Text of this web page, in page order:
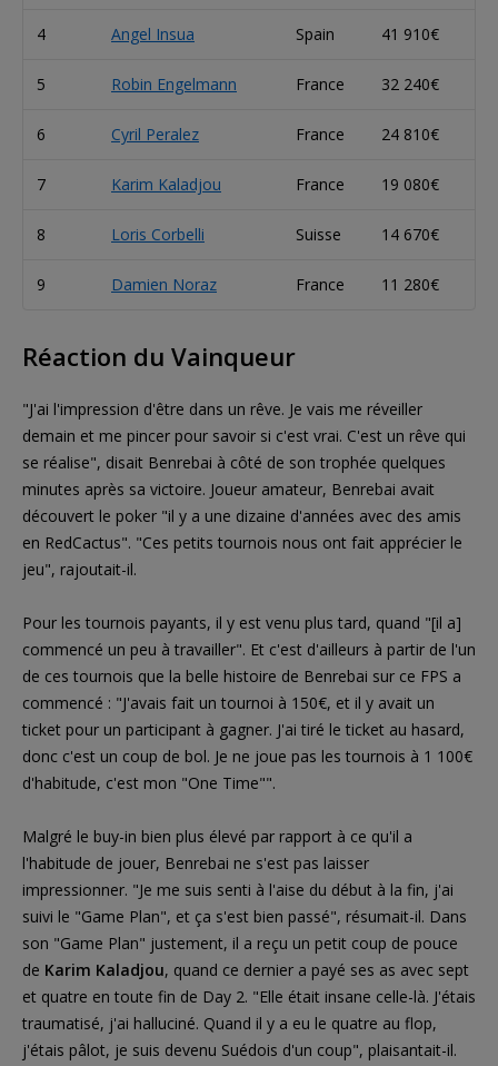
4 Angel Insua Spain 41 910€
5 Robin Engelmann France 32 240€
6 Cyril Peralez France 24 810€
7 Karim Kaladjou France 19 080€
8 Loris Corbelli Suisse 14 670€
9 Damien Noraz France 11 280€
Réaction du Vainqueur
"J'ai l'impression d'être dans un rêve. Je vais me réveiller
demain et me pincer pour savoir si c'est vrai. C'est un rêve qui
se réalise", disait Benrebai à côté de son trophée quelques
minutes après sa victoire. Joueur amateur, Benrebai avait
découvert le poker "il y a une dizaine d'années avec des amis
en RedCactus". "Ces petits tournois nous ont fait apprécier le
jeu", rajoutait-il.
Pour les tournois payants, il y est venu plus tard, quand "[il a]
commencé un peu à travailler". Et c'est d'ailleurs à partir de l'un
de ces tournois que la belle histoire de Benrebai sur ce FPS a
commencé : "J'avais fait un tournoi à 150€, et il y avait un
ticket pour un participant à gagner. J'ai tiré le ticket au hasard,
donc c'est un coup de bol. Je ne joue pas les tournois à 1 100€
d'habitude, c'est mon "One Time"".
Malgré le buy-in bien plus élevé par rapport à ce qu'il a
l'habitude de jouer, Benrebai ne s'est pas laisser
impressionner. "Je me suis senti à l'aise du début à la fin, j'ai
suivi le "Game Plan", et ça s'est bien passé", résumait-il. Dans
son "Game Plan" justement, il a reçu un petit coup de pouce
de Karim Kaladjou, quand ce dernier a payé ses as avec sept
et quatre en toute fin de Day 2. "Elle était insane celle-là. J'étais
traumatisé, j'ai halluciné. Quand il y a eu le quatre au flop,
j'étais pâlot, je suis devenu Suédois d'un coup", plaisantait-il.